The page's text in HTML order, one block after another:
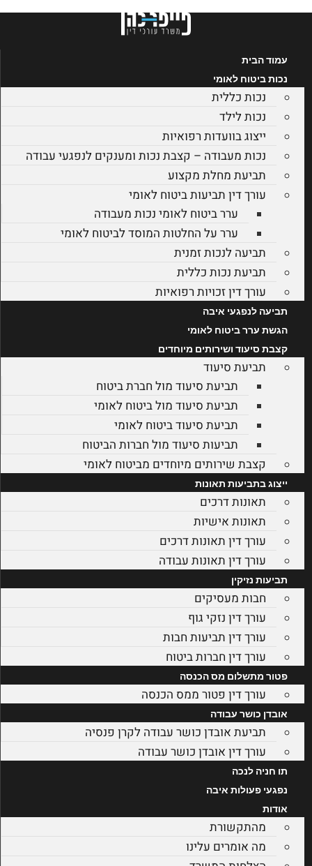
דלג
עמוד הבית
נכות ביטוח לאומי
נכות כללית
נכות לילד
ייצוג בוועדות רפואיות
נכות מעבודה – קצבת נכות ומענקים לנפגעי עבודה
תביעת מחלת מקצוע
עורך דין תביעות ביטוח לאומי
ערר ביטוח לאומי נכות מעבודה
ערר על החלטות המוסד לביטוח לאומי
תביעה לנכות זמנית
תביעת נכות כללית
עורך דין זכויות רפואיות
תביעה לנפגעי איבה
הגשת ערר ביטוח לאומי
קצבת סיעוד ושירותים מיוחדים
תביעת סיעוד
תביעת סיעוד מול חברת ביטוח
תביעת סיעוד מול ביטוח לאומי
תביעת סיעוד ביטוח לאומי
תביעות סיעוד מול חברות הביטוח
קצבת שירותים מיוחדים מביטוח לאומי
ייצוג בתביעות תאונות
תאונות דרכים
תאונות אישיות
עורך דין תאונות דרכים
עורך דין תאונות עבודה
תביעות נזיקין
חבות מעסיקים
עורך דין נזקי גוף
עורך דין תביעות חבות
עורך דין חברות ביטוח
פטור מתשלום מס הכנסה
עורך דין פטור ממס הכנסה
אובדן כושר עבודה
תביעת אובדן כושר עבודה לקרן פנסיה
עורך דין אובדן כושר עבודה
תו חניה לנכה
נפגעי פעולות איבה
אודות
מהתקשורת
מה אומרים עלינו